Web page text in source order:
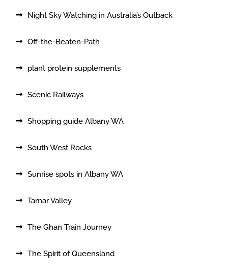
Night Sky Watching in Australia’s Outback
Off-the-Beaten-Path
plant protein supplements
Scenic Railways
Shopping guide Albany WA
South West Rocks
Sunrise spots in Albany WA
Tamar Valley
The Ghan Train Journey
The Spirit of Queensland